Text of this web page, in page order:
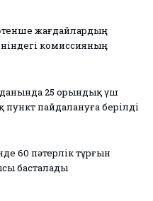
жағдайлардың
комиссияның
25 орындық үш
пайдалануға берілді
60 пәтерлік тұрғын
басталады